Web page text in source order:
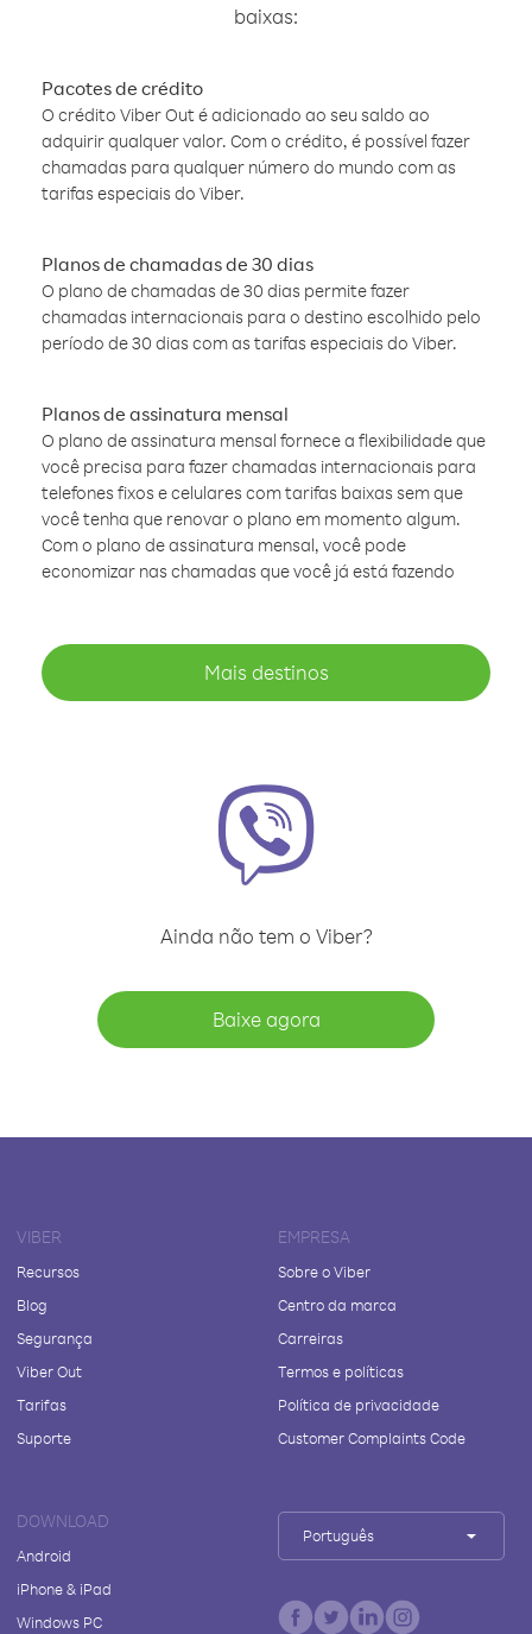
baixas:
Pacotes de crédito
O crédito Viber Out é adicionado ao seu saldo ao
adquirir qualquer valor. Com o crédito, é possível fazer
chamadas para qualquer número do mundo com as
tarifas especiais do Viber.
Planos de chamadas de 30 dias
O plano de chamadas de 30 dias permite fazer
chamadas internacionais para o destino escolhido pelo
período de 30 dias com as tarifas especiais do Viber.
Planos de assinatura mensal
O plano de assinatura mensal fornece a flexibilidade que
você precisa para fazer chamadas internacionais para
telefones fixos e celulares com tarifas baixas sem que
você tenha que renovar o plano em momento algum.
Com o plano de assinatura mensal, você pode
economizar nas chamadas que você já está fazendo
Mais destinos
Ainda não tem o Viber?
Baixe agora
VIBER
Recursos
Blog
Segurança
Viber Out
Tarifas
Suporte
EMPRESA
Sobre o Viber
Centro da marca
Carreiras
Termos e políticas
Política de privacidade
Customer Complaints Code
DOWNLOAD
Android
iPhone & iPad
Windows PC
Português